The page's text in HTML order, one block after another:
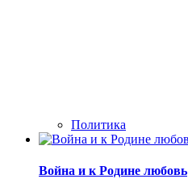
Политика
Война и к Родине любовь